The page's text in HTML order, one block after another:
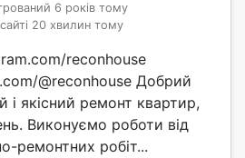
6 років тому
20 хвилин тому
reconhouse
@reconhouse Добрий
і якісний ремонт квартир,
Виконуємо роботи від
ремонтних робіт...